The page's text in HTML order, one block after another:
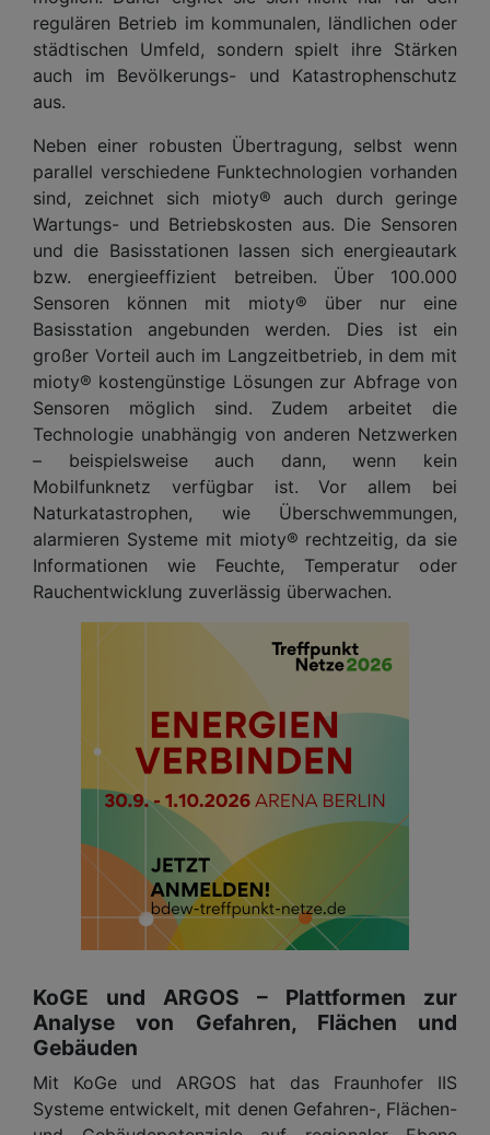
regulären Betrieb im kommunalen, ländlichen oder
städtischen Umfeld, sondern spielt ihre Stärken
auch im Bevölkerungs- und Katastrophenschutz
aus.
Neben einer robusten Übertragung, selbst wenn
parallel verschiedene Funktechnologien vorhanden
sind, zeichnet sich mioty® auch durch geringe
Wartungs- und Betriebskosten aus. Die Sensoren
und die Basisstationen lassen sich energieautark
bzw. energieeffizient betreiben. Über 100.000
Sensoren können mit mioty® über nur eine
Basisstation angebunden werden. Dies ist ein
großer Vorteil auch im Langzeitbetrieb, in dem mit
mioty® kostengünstige Lösungen zur Abfrage von
Sensoren möglich sind. Zudem arbeitet die
Technologie unabhängig von anderen Netzwerken
– beispielsweise auch dann, wenn kein
Mobilfunknetz verfügbar ist. Vor allem bei
Naturkatastrophen, wie Überschwemmungen,
alarmieren Systeme mit mioty® rechtzeitig, da sie
Informationen wie Feuchte, Temperatur oder
Rauchentwicklung zuverlässig überwachen.
KoGE und ARGOS – Plattformen zur
Analyse von Gefahren, Flächen und
Gebäuden
Mit KoGe und ARGOS hat das Fraunhofer IIS
Systeme entwickelt, mit denen Gefahren-, Flächen-